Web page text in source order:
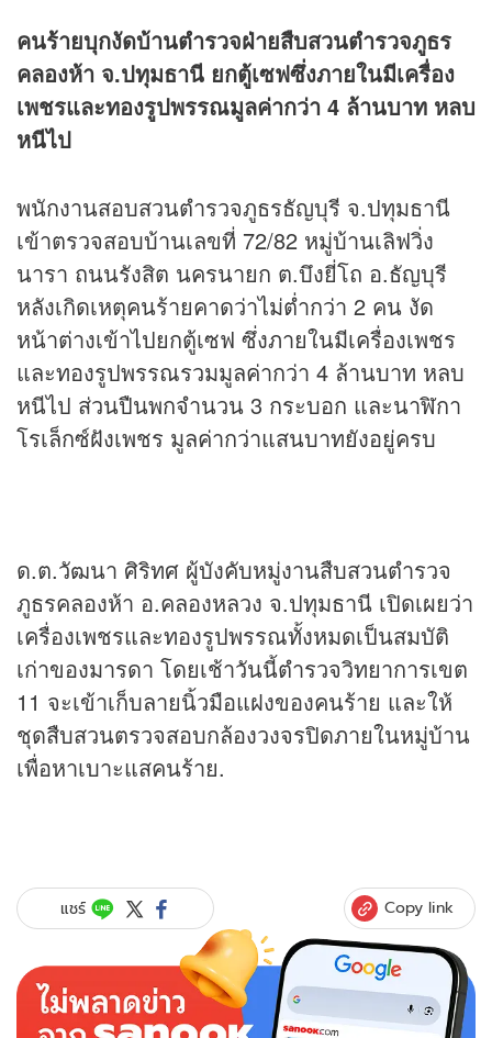
คนร้ายบุกงัดบ้านตำรวจฝ่ายสืบสวนตำรวจภูธร
คลองห้า จ.ปทุมธานี ยกตู้เซฟซึ่งภายในมีเครื่อง
เพชรและทองรูปพรรณมูลค่ากว่า 4 ล้านบาท หลบ
หนีไป
พนักงานสอบสวนตำรวจภูธรธัญบุรี จ.ปทุมธานี
เข้าตรวจสอบบ้านเลขที่ 72/82 หมู่บ้านเลิฟวิ่ง
นารา ถนนรังสิต นครนายก ต.บึงยี่โถ อ.ธัญบุรี
หลังเกิดเหตุคนร้ายคาดว่าไม่ต่ำกว่า 2 คน งัด
หน้าต่างเข้าไปยกตู้เซฟ ซึ่งภายในมีเครื่องเพชร
และทองรูปพรรณรวมมูลค่ากว่า 4 ล้านบาท หลบ
หนีไป ส่วนปืนพกจำนวน 3 กระบอก และนาฬิกา
โรเล็กซ์ฝังเพชร มูลค่ากว่าแสนบาทยังอยู่ครบ
ด.ต.วัฒนา ศิริทศ ผู้บังคับหมู่งานสืบสวนตำรวจ
ภูธรคลองห้า อ.คลองหลวง จ.ปทุมธานี เปิดเผยว่า
เครื่องเพชรและทองรูปพรรณทั้งหมดเป็นสมบัติ
เก่าของมารดา โดยเช้าวันนี้ตำรวจวิทยาการเขต
11 จะเข้าเก็บลายนิ้วมือแฝงของคนร้าย และให้
ชุดสืบสวนตรวจสอบกล้องวงจรปิดภายในหมู่บ้าน
เพื่อหาเบาะแสคนร้าย.
แชร์ Copy link